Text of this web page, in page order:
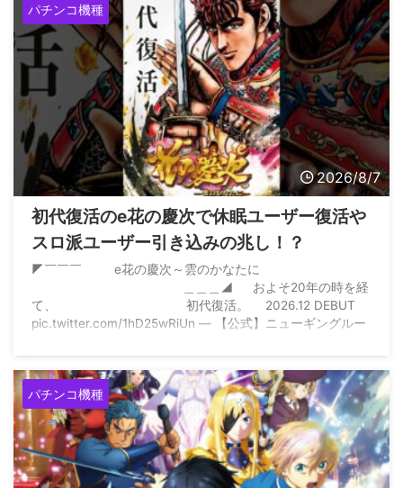
パチンコ機種
2026/8/7
初代復活のe花の慶次で休眠ユーザー復活や
スロ派ユーザー引き込みの兆し！？
◤￣￣￣ e花の慶次～雲のかなたに
＿＿＿◢ およそ20年の時を経
て、 初代復活。 2026.12 DEBUT
pic.twitter.com/1hD25wRiUn — 【公式】ニューギングルー
パチンコ機種